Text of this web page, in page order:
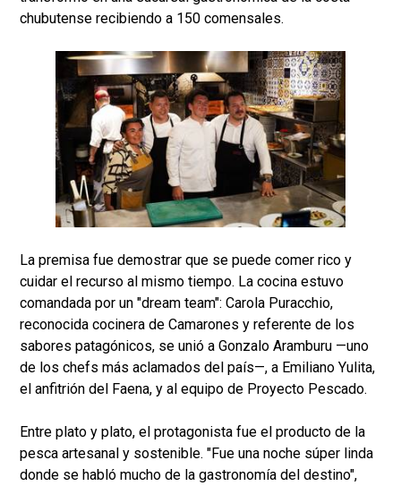
chubutense recibiendo a 150 comensales.
La premisa fue demostrar que se puede comer rico y
cuidar el recurso al mismo tiempo. La cocina estuvo
comandada por un "dream team": Carola Puracchio,
reconocida cocinera de Camarones y referente de los
sabores patagónicos, se unió a Gonzalo Aramburu —uno
de los chefs más aclamados del país—, a Emiliano Yulita,
el anfitrión del Faena, y al equipo de Proyecto Pescado.
Entre plato y plato, el protagonista fue el producto de la
pesca artesanal y sostenible. "Fue una noche súper linda
donde se habló mucho de la gastronomía del destino",